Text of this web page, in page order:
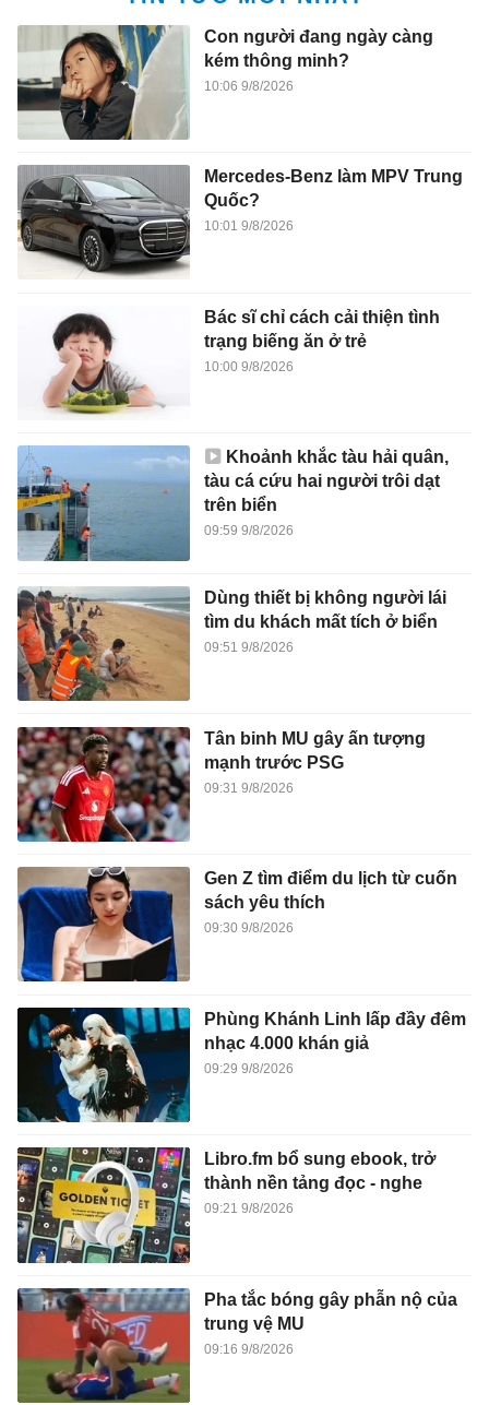
Con người đang ngày càng
kém thông minh?
10:06 9/8/2026
Mercedes-Benz làm MPV Trung
Quốc?
10:01 9/8/2026
Bác sĩ chỉ cách cải thiện tình
trạng biếng ăn ở trẻ
10:00 9/8/2026
Khoảnh khắc tàu hải quân,
tàu cá cứu hai người trôi dạt
trên biển
09:59 9/8/2026
Dùng thiết bị không người lái
tìm du khách mất tích ở biển
09:51 9/8/2026
Tân binh MU gây ấn tượng
mạnh trước PSG
09:31 9/8/2026
Gen Z tìm điểm du lịch từ cuốn
sách yêu thích
09:30 9/8/2026
Phùng Khánh Linh lấp đầy đêm
nhạc 4.000 khán giả
09:29 9/8/2026
Libro.fm bổ sung ebook, trở
thành nền tảng đọc - nghe
09:21 9/8/2026
Pha tắc bóng gây phẫn nộ của
trung vệ MU
09:16 9/8/2026